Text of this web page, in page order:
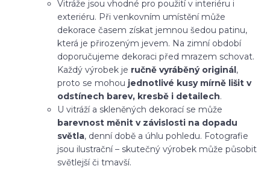
Vitráže jsou vhodné pro použití v interiéru i
exteriéru. Při venkovním umístění může
dekorace časem získat jemnou šedou patinu,
která je přirozeným jevem. Na zimní období
doporučujeme dekoraci před mrazem schovat.
Každý výrobek je ručně vyráběný originál,
proto se mohou jednotlivé kusy mírně lišit v
odstínech barev, kresbě i detailech.
U vitráží a skleněných dekorací se může
barevnost měnit v závislosti na dopadu
světla, denní době a úhlu pohledu. Fotografie
jsou ilustrační – skutečný výrobek může působit
světlejší či tmavší.